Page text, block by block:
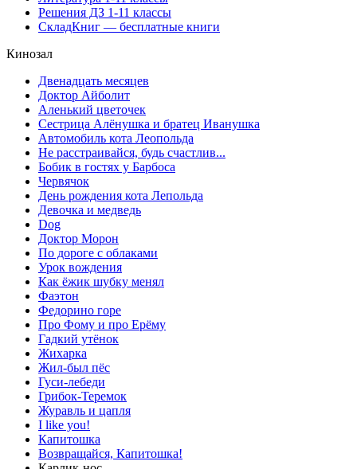
Решения ДЗ 1-11 классы
СкладКниг — бесплатные книги
Кинозал
Двенадцать месяцев
Доктор Айболит
Аленький цветочек
Сестрица Алёнушка и братец Иванушка
Автомобиль кота Леопольда
Не расстраивайся, будь счастлив...
Бобик в гостях у Барбоса
Червячок
День рождения кота Лепольда
Девочка и медведь
Dog
Доктор Морон
По дороге с облаками
Урок вождения
Как ёжик шубку менял
Фаэтон
Федорино горе
Про Фому и про Ерёму
Гадкий утёнок
Жихарка
Жил-был пёс
Гуси-лебеди
Грибок-Теремок
Журавль и цапля
I like you!
Капитошка
Возвращайся, Капитошка!